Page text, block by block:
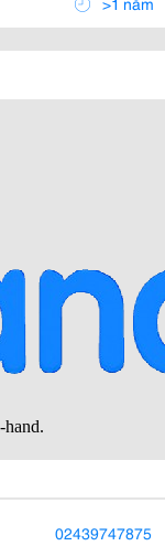
02439747875